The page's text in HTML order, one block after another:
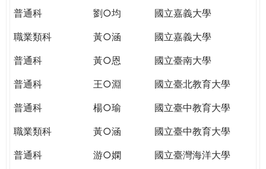
WAGOR
TODAY
THE
WORLD
PUTTING
YOU
ON
THE
普通科
劉○均
國立嘉義大學
職業類科
黃○涵
國立嘉義大學
普通科
黃○恩
國立臺南大學
普通科
王○淵
國立臺北教育大學
普通科
楊○瑜
國立臺中教育大學
職業類科
黃○涵
國立臺中教育大學
普通科
游○嫻
國立臺灣海洋大學